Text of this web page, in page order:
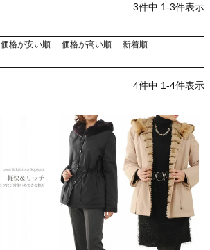
3件中 1-3件表示
価格が安い順 価格が高い順
新着順
4件中 1-4件表示